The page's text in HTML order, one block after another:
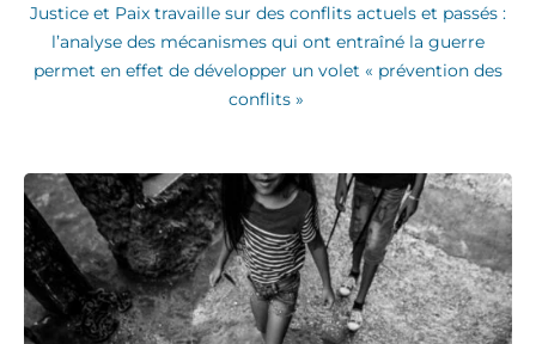
Justice et Paix travaille sur des conflits actuels et passés :
l’analyse des mécanismes qui ont entraîné la guerre
permet en effet de développer un volet « prévention des
conflits »